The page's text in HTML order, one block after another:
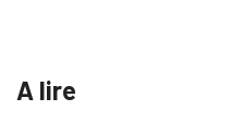
A lire